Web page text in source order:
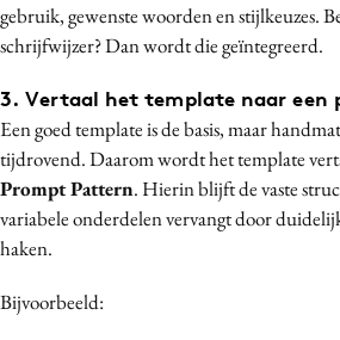
gebruik, gewenste woorden en stijlkeuzes.
schrijfwijzer? Dan wordt die geïntegreerd.
3. Vertaal het template naar een
Een goed template is de basis, maar
tijdrovend. Daarom wordt het template
Prompt Pattern. Hierin blijft de vaste
variabele onderdelen vervangt door
haken.
Bijvoorbeeld: